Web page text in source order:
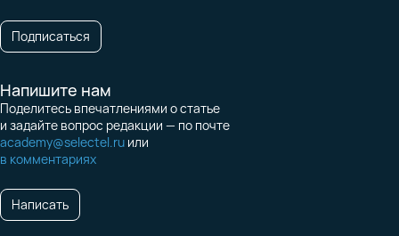
Подписаться
Напишите нам
Поделитесь впечатлениями о статье
и задайте вопрос редакции — по почте
academy@selectel.ru или
в комментариях
Написать